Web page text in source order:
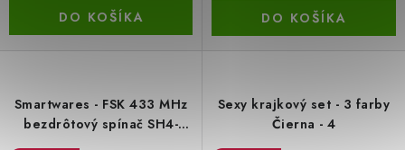
DO KOŠÍKA DO KOŠÍKA
Smartwares - FSK 433 MHz
bezdrôtový spínač SH4-
Sexy krajkový set - 3 farby
Čierna - 4